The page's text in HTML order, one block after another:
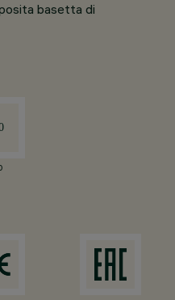
basetta di